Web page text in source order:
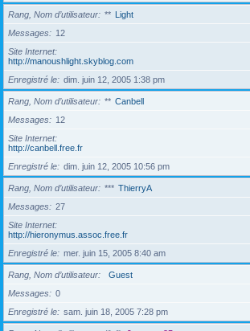
Rang, Nom d’utilisateur ** Light
Messages
12
Site Internet
http://manoushlight.skyblog.com
Enregistré le
dim. juin 12, 2005 1:38 pm
Rang, Nom d’utilisateur ** Canbell
Messages
12
Site Internet
http://canbell.free.fr
Enregistré le
dim. juin 12, 2005 10:56 pm
Rang, Nom d’utilisateur *** ThierryA
Messages
27
Site Internet
http://hieronymus.assoc.free.fr
Enregistré le
mer. juin 15, 2005 8:40 am
Rang, Nom d’utilisateur
Guest
Messages
0
Enregistré le
sam. juin 18, 2005 7:28 pm